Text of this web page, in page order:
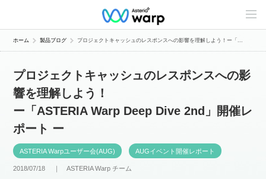
C
n
e
e
ホーム 製品ブログ プロジェクトキャッシュのレスポンスへの影響を理解しよう！ー「...
プロジェクトキャッシュのレスポンスへの影
響を理解しよう！
ー「ASTERIA Warp Deep Dive 2nd」開催レ
ポート ー
ASTERIA Warpユーザー会(AUG) AUGイベント開催レポート
2018/07/18 ｜ASTERIA Warp チーム